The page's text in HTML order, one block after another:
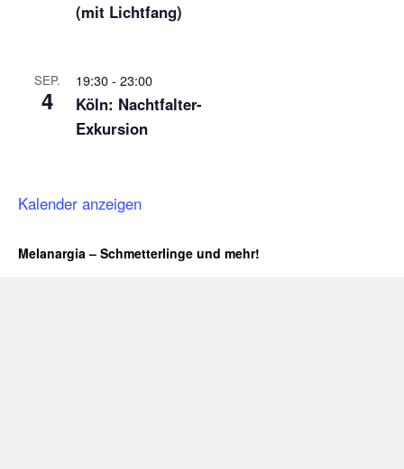
(mit Lichtfang)
SEP.
4
19:30- 23:00
Köln: Nachtfalter-
Exkursion
Kalender anzeigen
Melanargia – Schmetterlinge und mehr!